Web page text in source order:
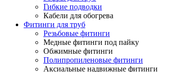
Гибкие подводки
Кабели для обогрева
Фитинги для труб
Резьбовые фитинги
Медные фитинги под пайку
Обжимные фитинги
Полипропиленовые фитинги
Аксиальные надвижные фитинги